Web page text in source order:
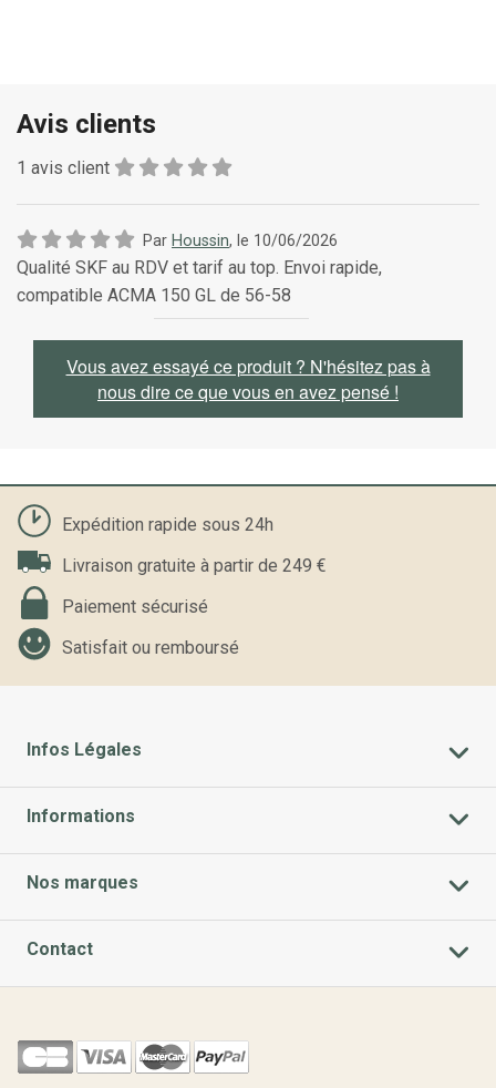
Avis clients
1 avis client
Par Houssin, le 10/06/2026
Qualité SKF au RDV et tarif au top. Envoi rapide,
compatible ACMA 150 GL de 56-58
Vous avez essayé ce produit ? N'hésitez pas à
nous dire ce que vous en avez pensé !
Expédition rapide sous 24h
Livraison gratuite à partir de 249 €
Paiement sécurisé
Satisfait ou remboursé
Infos Légales
Informations
Nos marques
Contact